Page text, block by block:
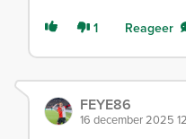
1 Reageer
FEYE86
16 december 2025